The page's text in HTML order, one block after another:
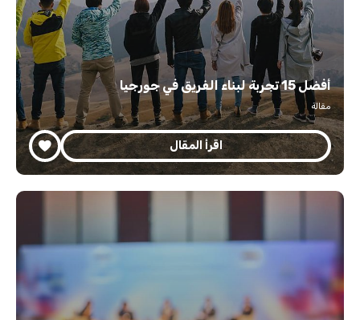
أفضل 15 تجربة لبناء الفريق في جورجيا
مقالة
اقرأ المقال